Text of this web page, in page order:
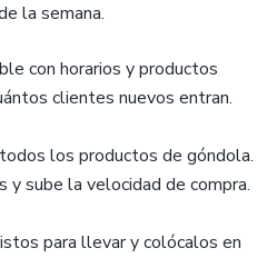
la semana.
con horarios y productos
clientes nuevos entran.
los productos de góndola.
y sube la velocidad de compra.
para llevar y colócalos en